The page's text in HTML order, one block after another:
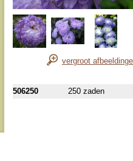
vergroot
506250 250 zaden